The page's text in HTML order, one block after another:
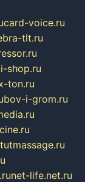
card-voice.ru
tlt.ru
shop.ru
ton.ru
i-grom.ru
tutmassage.ru
net-life.net.ru